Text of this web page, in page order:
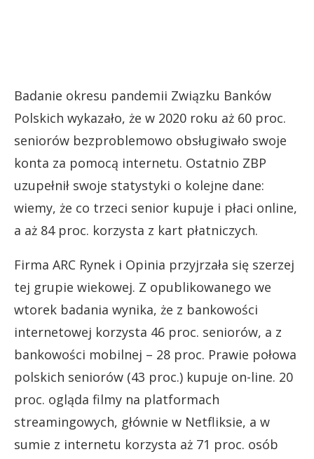
Badanie okresu pandemii Związku Banków
Polskich wykazało, że w 2020 roku aż 60 proc.
seniorów bezproblemowo obsługiwało swoje
konta za pomocą internetu. Ostatnio ZBP
uzupełnił swoje statystyki o kolejne dane:
wiemy, że co trzeci senior kupuje i płaci online,
a aż 84 proc. korzysta z kart płatniczych.
Firma ARC Rynek i Opinia przyjrzała się szerzej
tej grupie wiekowej. Z opublikowanego we
wtorek badania wynika, że z bankowości
internetowej korzysta 46 proc. seniorów, a z
bankowości mobilnej – 28 proc. Prawie połowa
polskich seniorów (43 proc.) kupuje on-line. 20
proc. ogląda filmy na platformach
streamingowych, głównie w Netfliksie, a w
sumie z internetu korzysta aż 71 proc. osób